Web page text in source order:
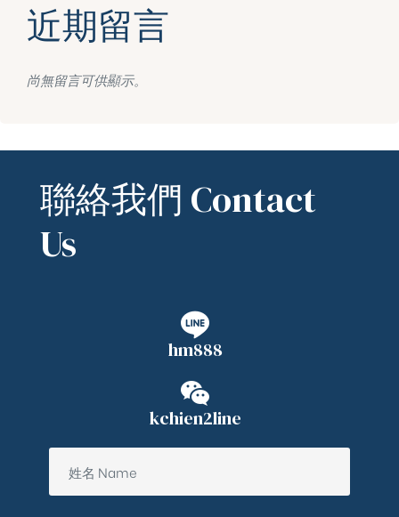
近期留言
尚無留言可供顯示。
聯絡我們 Contact
Us
hm888
kchien2line